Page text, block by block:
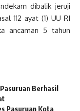
dibalik jeruji
112 ayat (1) UU RI
ancaman 5 tahun
Berhasil
Pasuruan Kota